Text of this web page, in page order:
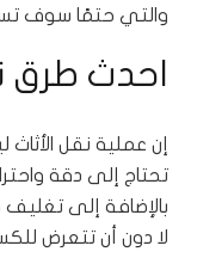
والتي حتمًا سوف
احدث
إن عملية نقل
تحتاج إلى دقة
بالإضافة إلى تغليف
لا دون أن تتعرض